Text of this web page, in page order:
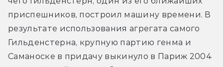
приспешников, построил машину времени. В
результате использования агрегата самого
Гильденстерна, крупную партию генма и
Саманоске в придачу выкинуло в Париж 2004